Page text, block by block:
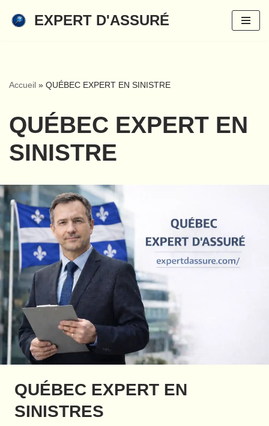
EXPERT D'ASSURÉ
Accueil » QUÉBEC EXPERT EN SINISTRE
QUÉBEC EXPERT EN
SINISTRE
QUÉBEC EXPERT EN
SINISTRES